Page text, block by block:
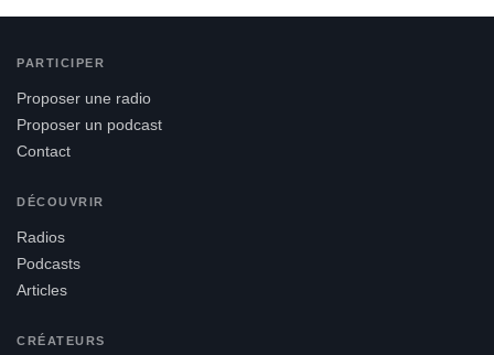
PARTICIPER
Proposer une radio
Proposer un podcast
Contact
DÉCOUVRIR
Radios
Podcasts
Articles
CRÉATEURS